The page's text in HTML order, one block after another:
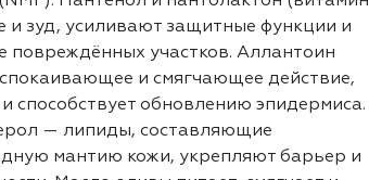
и зуд, усиливают защитные функции и
повреждённых участков. Аллантоин
и смягчающее действие,
способствует обновлению эпидермиса.
— липиды, составляющие
мантию кожи, укрепляют барьер и